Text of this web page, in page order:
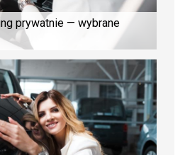
prywatnie — wybrane